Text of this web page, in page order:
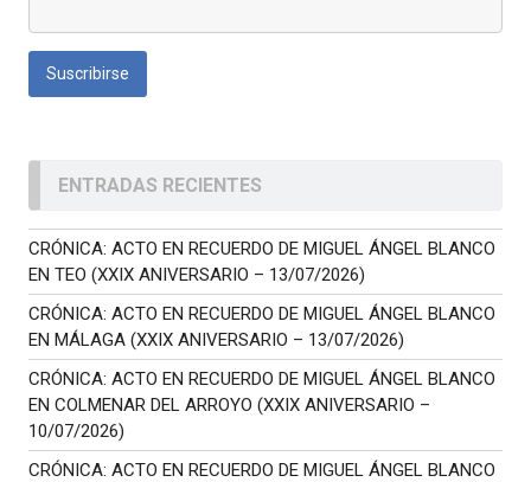
ENTRADAS RECIENTES
CRÓNICA: ACTO EN RECUERDO DE MIGUEL ÁNGEL BLANCO
EN TEO (XXIX ANIVERSARIO – 13/07/2026)
CRÓNICA: ACTO EN RECUERDO DE MIGUEL ÁNGEL BLANCO
EN MÁLAGA (XXIX ANIVERSARIO – 13/07/2026)
CRÓNICA: ACTO EN RECUERDO DE MIGUEL ÁNGEL BLANCO
EN COLMENAR DEL ARROYO (XXIX ANIVERSARIO –
10/07/2026)
CRÓNICA: ACTO EN RECUERDO DE MIGUEL ÁNGEL BLANCO